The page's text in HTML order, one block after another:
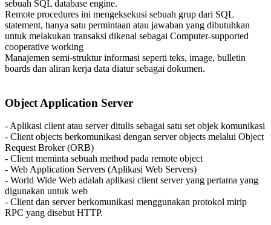
sebuah SQL database engine.
Remote procedures ini mengeksekusi sebuah grup dari SQL
statement, hanya satu permintaan atau jawaban yang dibutuhkan
untuk melakukan transaksi dikenal sebagai Computer-supported
cooperative working
Manajemen semi-struktur informasi seperti teks, image, bulletin
boards dan aliran kerja data diatur sebagai dokumen.
Object Application Server
- Aplikasi client atau server ditulis sebagai satu set objek komunikasi
- Client objects berkomunikasi dengan server objects melalui Object
Request Broker (ORB)
- Client meminta sebuah method pada remote object
- Web Application Servers (Aplikasi Web Servers)
- World Wide Web adalah aplikasi client server yang pertama yang
digunakan untuk web
- Client dan server berkomunikasi menggunakan protokol mirip
RPC yang disebut HTTP.